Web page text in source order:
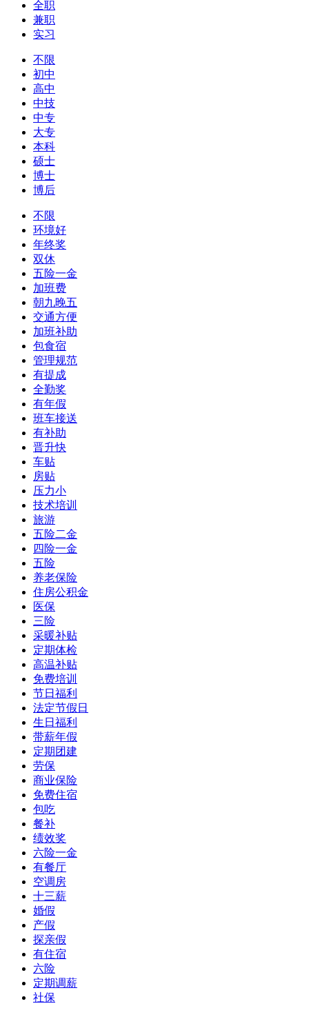
全职
兼职
实习
不限
初中
高中
中技
中专
大专
本科
硕士
博士
博后
不限
环境好
年终奖
双休
五险一金
加班费
朝九晚五
交通方便
加班补助
包食宿
管理规范
有提成
全勤奖
有年假
班车接送
有补助
晋升快
车贴
房贴
压力小
技术培训
旅游
五险二金
四险一金
五险
养老保险
住房公积金
医保
三险
采暖补贴
定期体检
高温补贴
免费培训
节日福利
法定节假日
生日福利
带薪年假
定期团建
劳保
商业保险
免费住宿
包吃
餐补
绩效奖
六险一金
有餐厅
空调房
十三薪
婚假
产假
探亲假
有住宿
六险
定期调薪
社保